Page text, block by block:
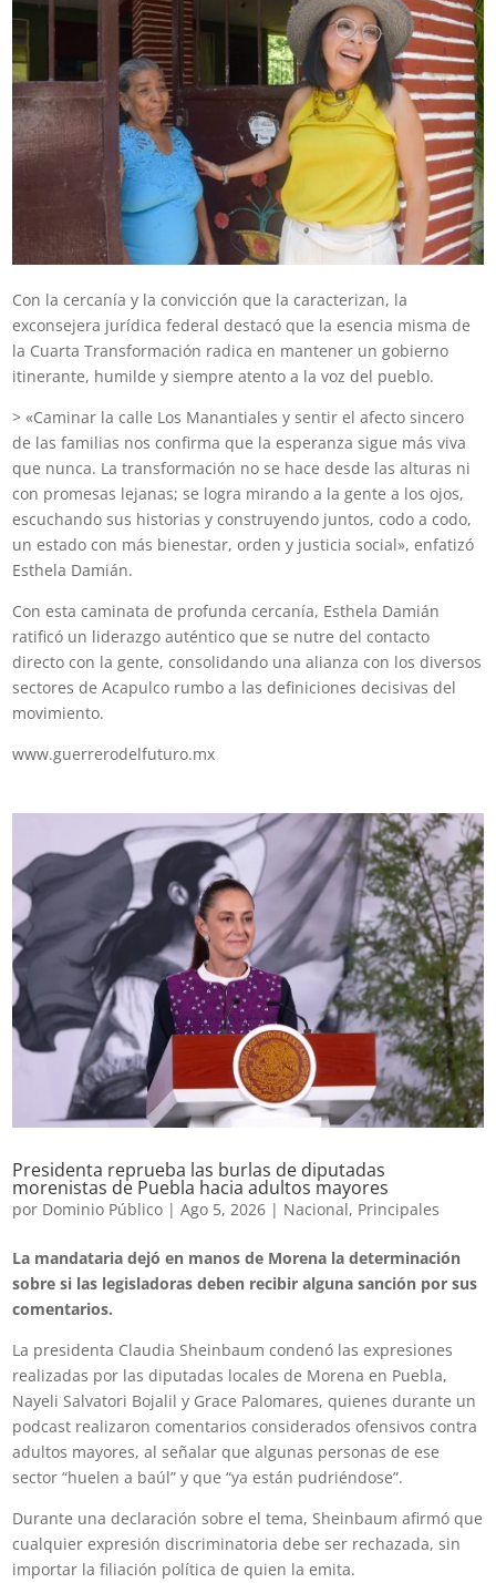
Con la cercanía y la convicción que la caracterizan, la
exconsejera jurídica federal destacó que la esencia misma de
la Cuarta Transformación radica en mantener un gobierno
itinerante, humilde y siempre atento a la voz del pueblo.
> «Caminar la calle Los Manantiales y sentir el afecto sincero
de las familias nos confirma que la esperanza sigue más viva
que nunca. La transformación no se hace desde las alturas ni
con promesas lejanas; se logra mirando a la gente a los ojos,
escuchando sus historias y construyendo juntos, codo a codo,
un estado con más bienestar, orden y justicia social», enfatizó
Esthela Damián.
Con esta caminata de profunda cercanía, Esthela Damián
ratificó un liderazgo auténtico que se nutre del contacto
directo con la gente, consolidando una alianza con los diversos
sectores de Acapulco rumbo a las definiciones decisivas del
movimiento.
www.guerrerodelfuturo.mx
Presidenta reprueba las burlas de diputadas
morenistas de Puebla hacia adultos mayores
por Dominio Público |Ago 5, 2026 | Nacional, Principales
La mandataria dejó en manos de Morena la determinación
sobre si las legisladoras deben recibir alguna sanción por sus
comentarios.
La presidenta Claudia Sheinbaum condenó las expresiones
realizadas por las diputadas locales de Morena en Puebla,
Nayeli Salvatori Bojalil y Grace Palomares, quienes durante un
podcast realizaron comentarios considerados ofensivos contra
adultos mayores, al señalar que algunas personas de ese
sector “huelen a baúl” y que “ya están pudriéndose”.
Durante una declaración sobre el tema, Sheinbaum afirmó que
cualquier expresión discriminatoria debe ser rechazada, sin
importar la filiación política de quien la emita.